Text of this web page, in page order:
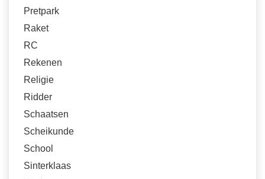
Pretpark
Raket
RC
Rekenen
Religie
Ridder
Schaatsen
Scheikunde
School
Sinterklaas